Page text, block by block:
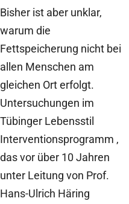
Bisher ist aber unklar,
warum die
Fettspeicherung nicht bei
allen Menschen am
gleichen Ort erfolgt.
Untersuchungen im
Tübinger Lebensstil
Interventionsprogramm ,
das vor über 10 Jahren
unter Leitung von Prof.
Hans-Ulrich Häring